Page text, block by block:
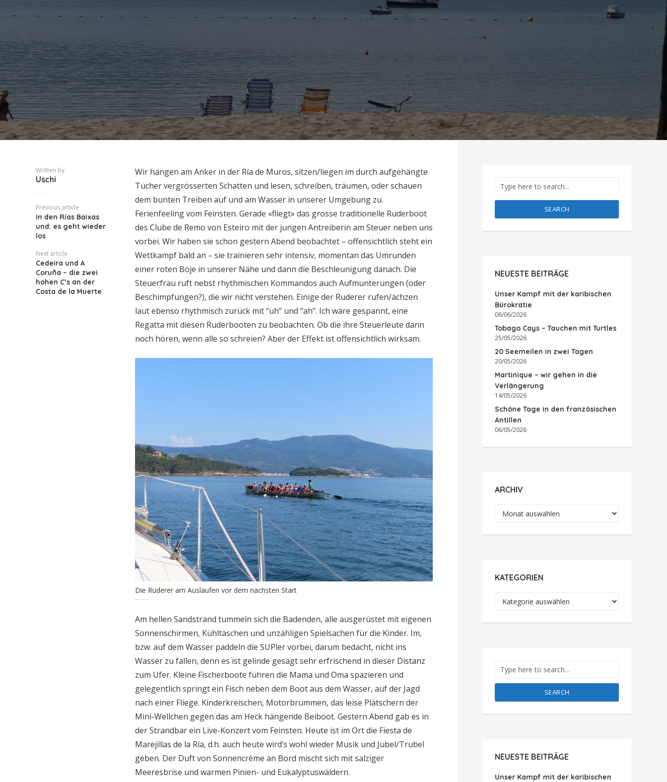
Written by
Uschi
Previous article
In den Rías Baixas
und: es geht wieder
los
Next article
Cedeira und A
Coruña – die zwei
hohen C’s an der
Costa de la Muerte
Wir hängen am Anker in der Ría de Muros, sitzen/liegen im durch aufgehängte
Tücher vergrösserten Schatten und lesen, schreiben, träumen, oder schauen
dem bunten Treiben auf und am Wasser in unserer Umgebung zu.
Ferienfeeling vom Feinsten. Gerade «fliegt» das grosse traditionelle Ruderboot
des Clube de Remo von Esteiro mit der jungen Antreiberin am Steuer neben uns
vorbei. Wir haben sie schon gestern Abend beobachtet – offensichtlich steht ein
Wettkampf bald an – sie trainieren sehr intensiv, momentan das Umrunden
einer roten Boje in unserer Nähe und dann die Beschleunigung danach. Die
Steuerfrau ruft nebst rhythmischen Kommandos auch Aufmunterungen (oder
Beschimpfungen?), die wir nicht verstehen. Einige der Ruderer rufen/ächzen
laut ebenso rhythmisch zurück mit “uh” und “ah”. Ich wäre gespannt, eine
Regatta mit diesen Ruderbooten zu beobachten. Ob die ihre Steuerleute dann
noch hören, wenn alle so schreien? Aber der Effekt ist offensichtlich wirksam.
Die Ruderer am Auslaufen vor dem nächsten Start
Am hellen Sandstrand tummeln sich die Badenden, alle ausgerüstet mit eigenen
Sonnenschirmen, Kühltaschen und unzähligen Spielsachen für die Kinder. Im,
bzw. auf dem Wasser paddeln die SUPler vorbei, darum bedacht, nicht ins
Wasser zu fallen, denn es ist gelinde gesagt sehr erfrischend in dieser Distanz
zum Ufer. Kleine Fischerboote führen die Mama und Oma spazieren und
gelegentlich springt ein Fisch neben dem Boot aus dem Wasser, auf der Jagd
nach einer Fliege. Kinderkreischen, Motorbrummen, das leise Plätschern der
Mini-Wellchen gegen das am Heck hängende Beiboot. Gestern Abend gab es in
der Strandbar ein Live-Konzert vom Feinsten. Heute ist im Ort die Fiesta de
Marejillas de la Ría, d.h. auch heute wird’s wohl wieder Musik und Jubel/Trubel
geben. Der Duft von Sonnencrème an Bord mischt sich mit salziger
Meeresbrise und warmen Pinien- und Eukalyptuswäldern.
SEARCH
NEUESTE BEITRÄGE
Unser Kampf mit der karibischen
Bürokratie
06/06/2026
Tobago Cays – Tauchen mit Turtles
25/05/2026
20 Seemeilen in zwei Tagen
20/05/2026
Martinique – wir gehen in die
Verlängerung
14/05/2026
Schöne Tage in den französischen
Antillen
06/05/2026
ARCHIV
Archiv
KATEGORIEN
SEARCH
NEUESTE BEITRÄGE
Unser Kampf mit der karibischen